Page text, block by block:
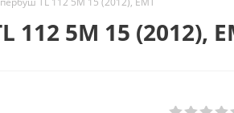
5M 15 (2012),